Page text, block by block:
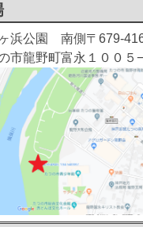
浜公園 南側 〒679-
市龍野町富永１００５